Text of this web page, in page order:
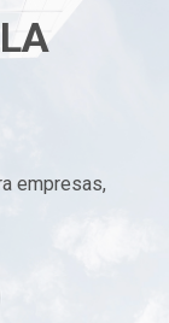
empresas,